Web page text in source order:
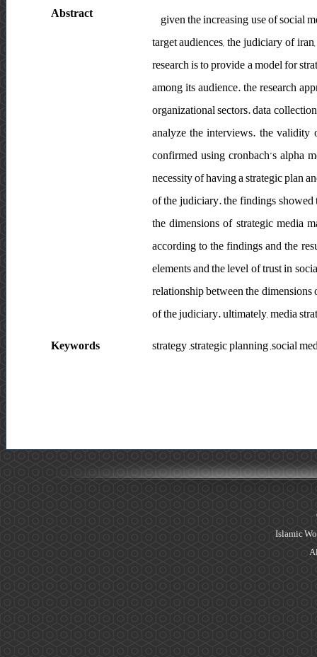
Abstract
given the increasing use of social
target audiences, the judiciary of
research is to provide a model for
among its audience. the research
organizational sectors. data
analyze the interviews. the
confirmed using cronbach’s alpha
necessity of having a strategic plan
of the judiciary. the findings
the dimensions of strategic media
according to the findings and the
elements and the level of trust in
relationship between the
of the judiciary. ultimately, media
Keywords
strategy ,strategic planning ,social
Islamic